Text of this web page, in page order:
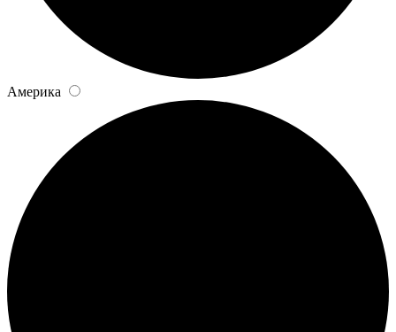
Америка